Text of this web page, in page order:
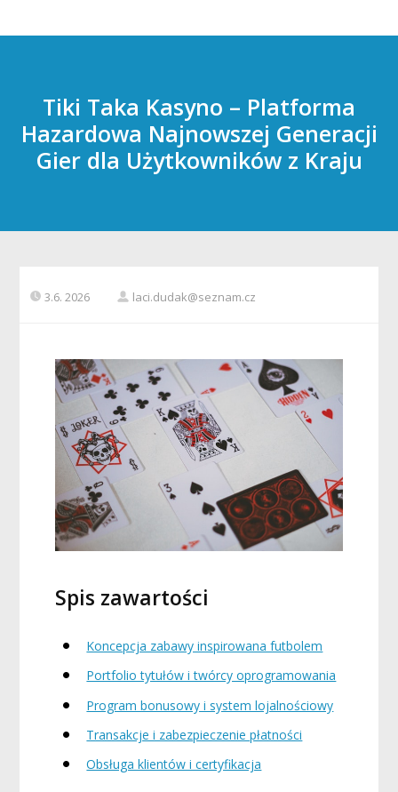
Tiki Taka Kasyno – Platforma
Hazardowa Najnowszej Generacji
Gier dla Użytkowników z Kraju
3.6. 2026 laci.dudak@seznam.cz
Spis zawartości
Koncepcja zabawy inspirowana futbolem
Portfolio tytułów i twórcy oprogramowania
Program bonusowy i system lojalnościowy
Transakcje i zabezpieczenie płatności
Obsługa klientów i certyfikacja